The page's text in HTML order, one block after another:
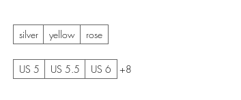
silver yellow rose
US 5 US 5.5 US 6 +8